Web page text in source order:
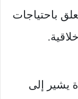
باحتياجات
يشير إلى